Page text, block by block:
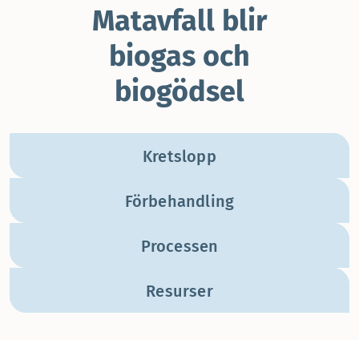
Matavfall blir
biogas och
biogödsel
Kretslopp
Förbehandling
Processen
Resurser